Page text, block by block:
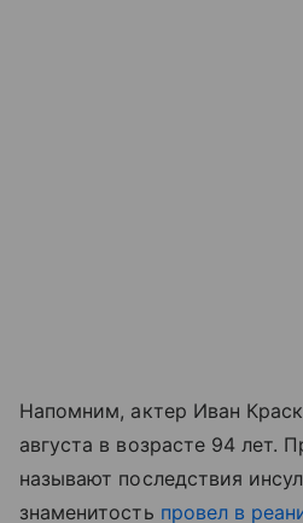
Напомним, актер Иван
августа в возрасте 94 лет.
называют последствия
знаменитость провел в